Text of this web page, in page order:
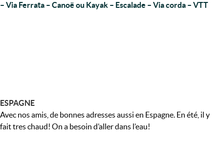
– Via Ferrata – Canoë ou Kayak – Escalade – Via corda – VTT
ESPAGNE
Avec nos amis, de bonnes adresses aussi en Espagne. En été, il y
fait tres chaud! On a besoin d’aller dans l’eau!